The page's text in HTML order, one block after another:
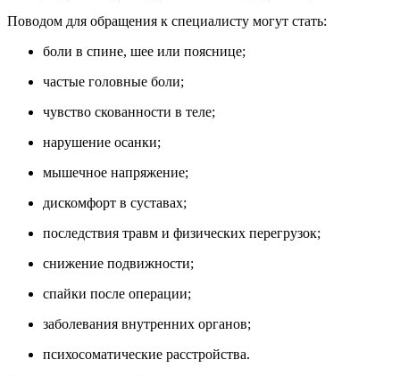
Поводом для обращения к специалисту могут стать:
боли в спине, шее или пояснице;
частые головные боли;
чувство скованности в теле;
нарушение осанки;
мышечное напряжение;
дискомфорт в суставах;
последствия травм и физических перегрузок;
снижение подвижности;
спайки после операции;
заболевания внутренних органов;
психосоматические расстройства.